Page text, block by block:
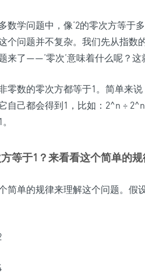
数学问题中，像‘2的零次方等于
个问题并不复杂。我们先从指数
来了——‘零次’意味着什么呢？这
零数的零次方都等于1。简单来
自己都会得到1，比如：2^n ÷
等于1？来看看这个简单的规
简单的规律来理解这个问题。假